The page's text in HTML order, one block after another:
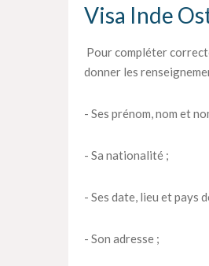
Visa Inde
Pour compléter
donner les
- Ses prénom, nom et
- Sa nationalité ;
- Ses date, lieu et pays
- Son adresse ;